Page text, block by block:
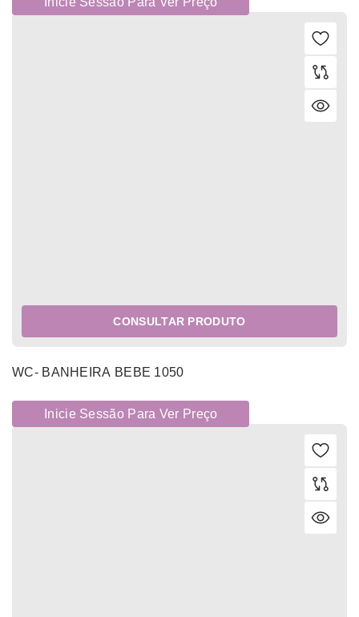
CONSULTAR PRODUTO
WC- BANHEIRA BEBE 1050
Inicie Sessão Para Ver Preço